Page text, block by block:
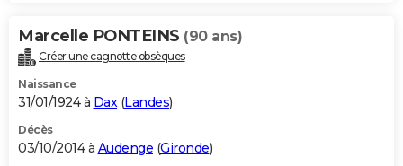
Marcelle PONTEINS (90 ans)
Créer une cagnotte obsèques
Naissance
31/01/1924 à Dax(Landes)
Décès
03/10/2014 à Audenge (Gironde)